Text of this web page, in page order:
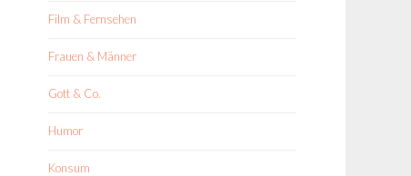
Film & Fernsehen
Frauen & Männer
Gott & Co.
Humor
Konsum